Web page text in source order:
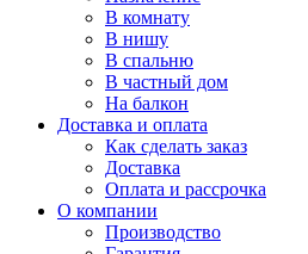
В комнату
В нишу
В спальню
В частный дом
На балкон
Доставка и оплата
Как сделать заказ
Доставка
Оплата и рассрочка
О компании
Производство